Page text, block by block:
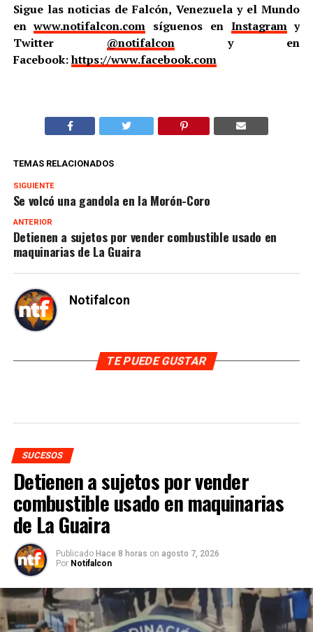
Sigue las noticias de Falcón, Venezuela y el Mundo
enwww.notifalcon.com síguenos en Instagramy
Twitter @notifalcony en
Facebook:https://www.facebook.com
TEMAS RELACIONADOS
SIGUIENTE
Se volcó una gandola en la Morón-Coro
ANTERIOR
Detienen a sujetos por vender combustible usado en
maquinarias de La Guaira
Notifalcon
TE PUEDE GUSTAR
SUCESOS
Detienen a sujetos por vender
combustible usado en maquinarias
de La Guaira
Publicado Hace 8 horas on agosto 7, 2026
Por Notifalcon